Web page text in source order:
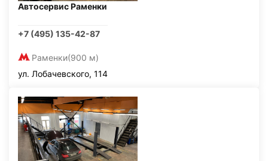
Автосервис Раменки
+7 (495) 135-42-87
Раменки(900 м)
ул. Лобачевского, 114